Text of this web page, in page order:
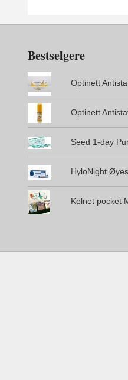
Bestselgere
Optinett
Optinett
Seed 1-day
HyloNight
Kelnet pocket